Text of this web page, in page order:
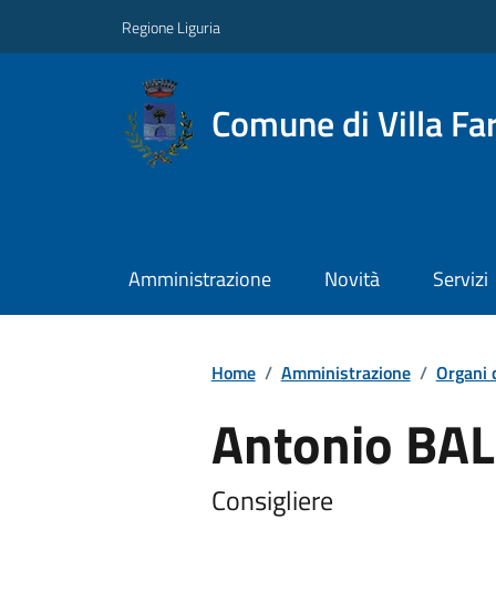
Regione Liguria
Comune di Villa
Amministrazione Novità Servizi
Home / Amministrazione / Organi
Antonio
Consigliere